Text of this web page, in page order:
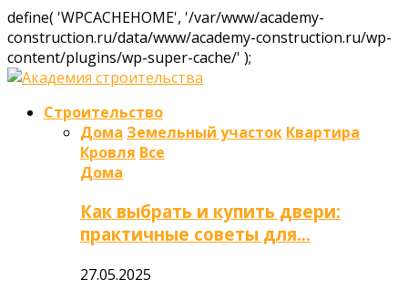
define( 'WPCACHEHOME', '/var/www/academy-
construction.ru/data/www/academy-construction.ru/wp-
content/plugins/wp-super-cache/' );
Строительство
Дома Земельный участок Квартира
Кровля Все
Дома
Как выбрать и купить двери:
практичные советы для…
27.05.2025